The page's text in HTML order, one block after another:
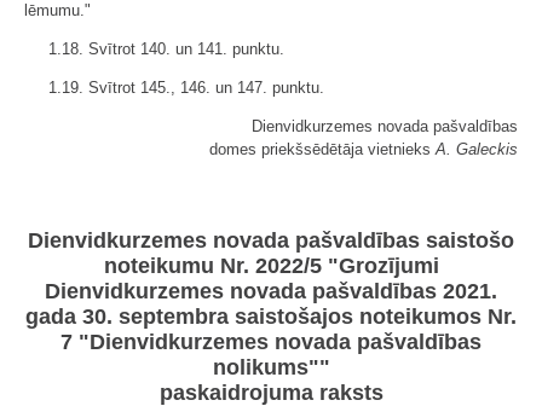
lēmumu."
1.18. Svītrot 140. un 141. punktu.
1.19. Svītrot 145., 146. un 147. punktu.
Dienvidkurzemes novada pašvaldības
domes priekšsēdētāja vietnieksA. Galeckis
Dienvidkurzemes novada pašvaldības saistošo
noteikumu Nr. 2022/5 "Grozījumi
Dienvidkurzemes novada pašvaldības 2021.
gada 30. septembra saistošajos noteikumos Nr.
7 "Dienvidkurzemes novada pašvaldības
nolikums""
paskaidrojuma raksts